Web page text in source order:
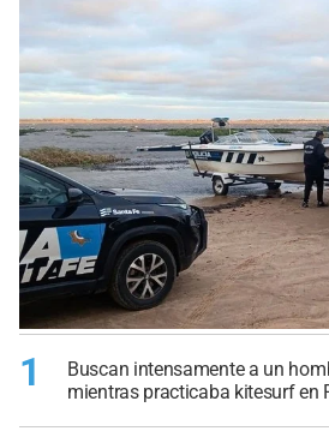
1
Buscan intensamente a un
mientras practicaba kitesurf en